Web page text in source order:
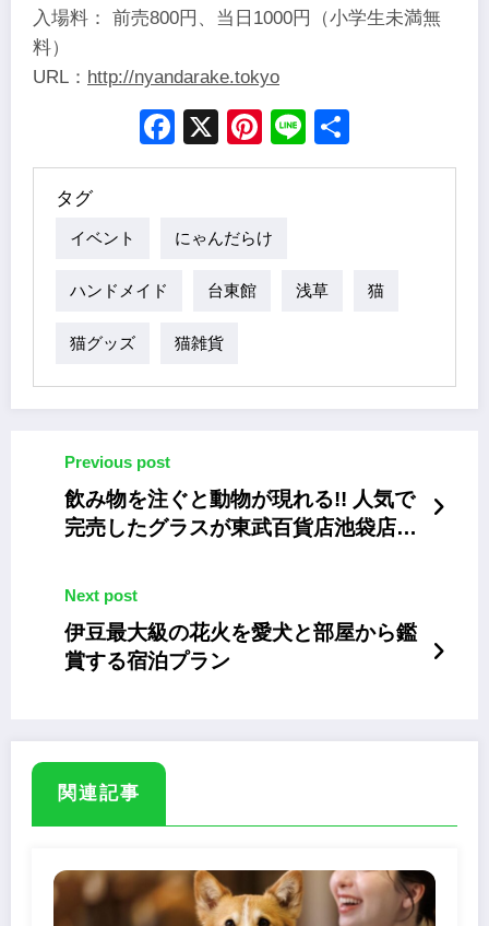
入場料： 前売800円、当日1000円（小学生未満無
料）
URL： http://nyandarake.tokyo
Facebook
X Pinterest
Line
タグ
イベント にゃんだらけ
ハンドメイド 台東館 浅草 猫
猫グッズ 猫雑貨
Previous post
飲み物を注ぐと動物が現れる!! 人気で
完売したグラスが東武百貨店池袋店で
Next post
伊豆最大級の花火を愛犬と部屋から鑑
賞する宿泊プラン
関連記事